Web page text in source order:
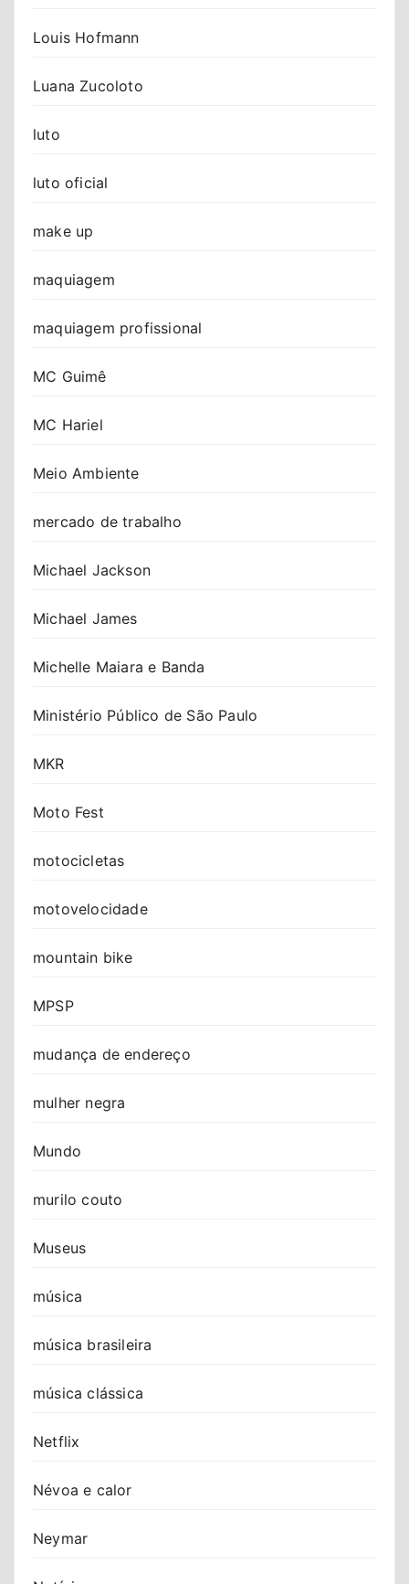
Louis Hofmann
Luana Zucoloto
luto
luto oficial
make up
maquiagem
maquiagem profissional
MC Guimê
MC Hariel
Meio Ambiente
mercado de trabalho
Michael Jackson
Michael James
Michelle Maiara e Banda
Ministério Público de São Paulo
MKR
Moto Fest
motocicletas
motovelocidade
mountain bike
MPSP
mudança de endereço
mulher negra
Mundo
murilo couto
Museus
música
música brasileira
música clássica
Netflix
Névoa e calor
Neymar